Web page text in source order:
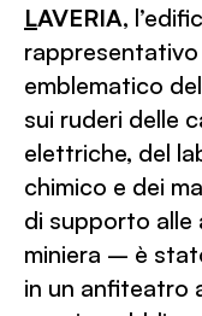
LAVERIA,
emblematico
sui ruderi delle
elettriche, del
chimico e dei
di supporto alle
miniera – è
in un anfiteatro